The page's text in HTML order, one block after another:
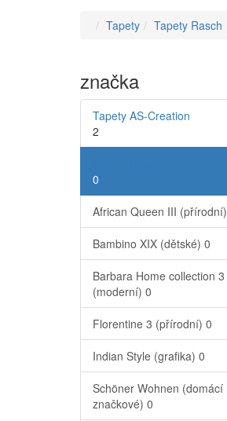
Tapety Tapety Rasch
značka
Tapety AS-Creation
2
0
African Queen III (přírodní)
Bambino XIX (dětské) 0
Barbara Home collection 3
(moderní) 0
Florentine 3 (přírodní) 0
Indian Style (grafika) 0
Schöner Wohnen (domácí
značkové) 0